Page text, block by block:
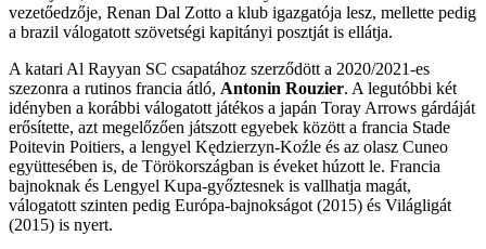
vezetőedzője, Renan Dal Zotto a klub igazgatója lesz, mellette pedig
a brazil válogatott szövetségi kapitányi posztját is ellátja.
A katari Al Rayyan SC csapatához szerződött a 2020/2021-es
szezonra a rutinos francia átló, Antonin Rouzier. A legutóbbi két
idényben a korábbi válogatott játékos a japán Toray Arrows gárdáját
erősítette, azt megelőzően játszott egyebek között a francia Stade
Poitevin Poitiers, a lengyel Kędzierzyn-Koźle és az olasz Cuneo
együttesében is, de Törökországban is éveket húzott le. Francia
bajnoknak és Lengyel Kupa-győztesnek is vallhatja magát,
válogatott szinten pedig Európa-bajnokságot (2015) és Világligát
(2015) is nyert.